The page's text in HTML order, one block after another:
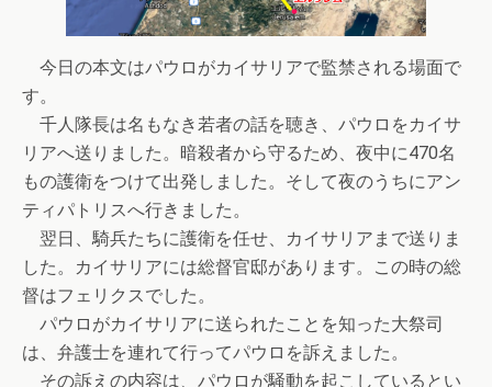
今日の本文はパウロがカイサリアで監禁される場面で
す。
千人隊長は名もなき若者の話を聴き、パウロをカイサ
リアへ送りました。暗殺者から守るため、夜中に470名
もの護衛をつけて出発しました。そして夜のうちにアン
ティパトリスへ行きました。
翌日、騎兵たちに護衛を任せ、カイサリアまで送りま
した。カイサリアには総督官邸があります。この時の総
督はフェリクスでした。
パウロがカイサリアに送られたことを知った大祭司
は、弁護士を連れて行ってパウロを訴えました。
その訴えの内容は、パウロが騒動を起こしているとい